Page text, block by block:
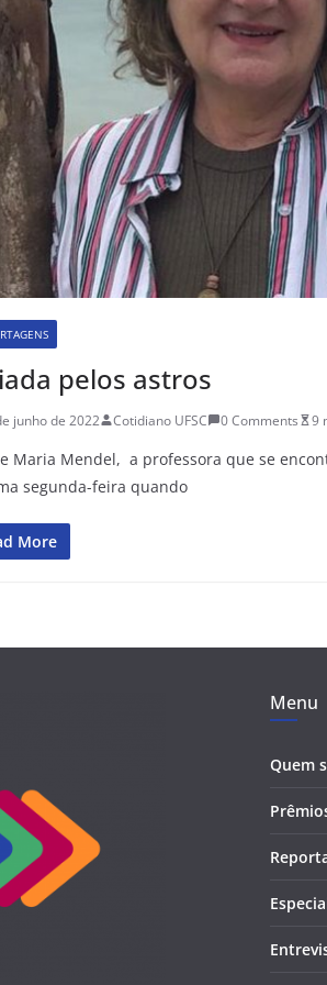
pelos astros
junho de 2022 Cotidiano UFSC 0 Comments 9
Maria Mendel, a professora que se
segunda-feira quando
More
Menu
Quem